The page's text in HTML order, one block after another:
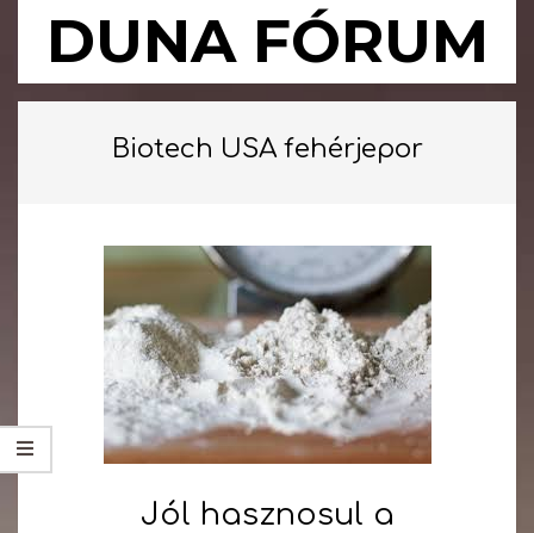
DUNA FÓRUM
Primary
Biotech USA fehérjepor
Jól hasznosul a